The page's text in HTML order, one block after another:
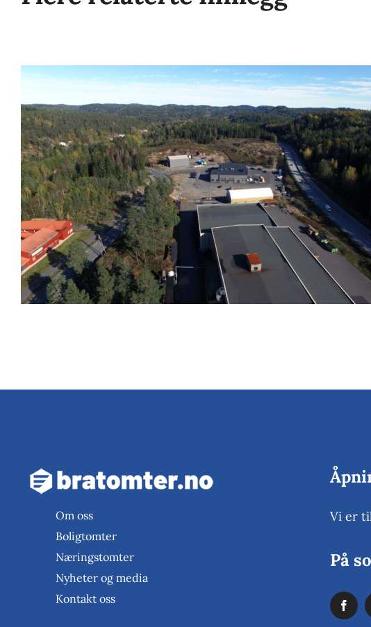
Om oss
Boligtomter
Næringstomter
Nyheter og media
Kontakt oss
Vi er
På